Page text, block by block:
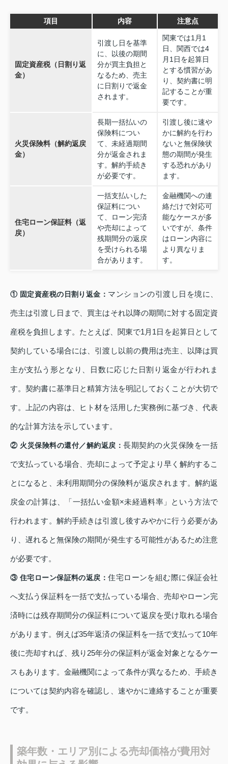
項目 内容 注意点
固定資産税（日割り返
金）
引渡し日を基準
に、以後の期間
分が買主負担と
なるため、売主
に日割りで返金
されます。
関東では1月1
日、関西では4
月1日を起算日
とする慣習があ
り、契約書に明
記することが重
要です。
火災保険料（解約返戻
金）
長期一括払いの
保険料につい
て、未経過期間
分が返金されま
す。解約手続き
が必要です。
引渡し後に速や
かに解約を行わ
ないと無保険状
態の期間が発生
する恐れがあり
ます。
住宅ローン保証料（返
戻）
一括支払いした
保証料につい
て、ローン完済
や売却によって
残期間分の返戻
を受けられる場
合があります。
金融機関への連
絡だけで対応可
能なケースが多
いですが、条件
はローン内容に
より異なりま
す。
① 固定資産税の日割り返金： マンションの引渡し日を境に、
売主は引渡し日まで、買主はそれ以降の期間に対する固定資
産税を負担します。たとえば、関東で1月1日を起算日として
契約している場合には、引渡し以前の費用は売主、以降は買
主が支払う形となり、日数に応じた日割り返金が行われま
す。契約書に基準日と精算方法を明記しておくことが大切で
す。上記の内容は、ヒト材を活用した実務例に基づき、代表
的な計算方法を示しています。
② 火災保険料の還付／解約返戻：長期契約の火災保険を一括
で支払っている場合、売却によって予定より早く解約するこ
とになると、未利用期間分の保険料が返戻されます。解約返
戻金の計算は、「一括払い金額×未経過料率」という方法で
行われます。解約手続きは引渡し後すみやかに行う必要があ
り、遅れると無保険の期間が発生する可能性があるため注意
が必要です。
③ 住宅ローン保証料の返戻：住宅ローンを組む際に保証会社
へ支払う保証料を一括で支払っている場合、売却やローン完
済時には残存期間分の保証料について返戻を受け取れる場合
があります。例えば35年返済の保証料を一括で支払って10年
後に売却すれば、残り25年分の保証料が返金対象となるケー
スもあります。金融機関によって条件が異なるため、手続き
については契約内容を確認し、速やかに連絡することが重要
です。
築年数・エリア別による売却価格が費用対